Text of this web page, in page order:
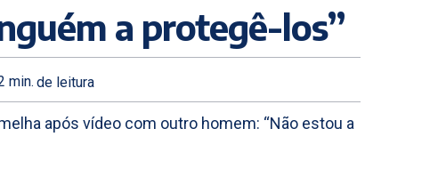
a protegê-los”
min. de leitura
após vídeo com outro homem: “Não estou a